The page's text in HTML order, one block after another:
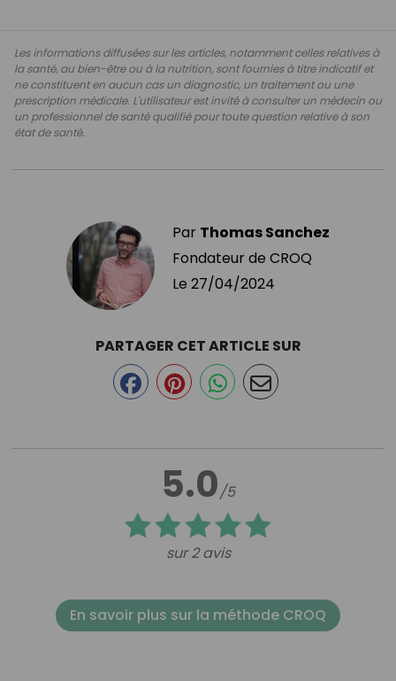
Les informations diffusées sur les articles, notamment celles relatives à
la santé, au bien-être ou à la nutrition, sont fournies à titre indicatif et
ne constituent en aucun cas un diagnostic, un traitement ou une
prescription médicale. L'utilisateur est invité à consulter un médecin ou
un professionnel de santé qualifié pour toute question relative à son
état de santé.
Par Thomas Sanchez
Fondateur de CROQ
Le 27/04/2024
5.0/5
sur 2 avis
PARTAGER CET ARTICLE SUR
En savoir plus sur la méthode CROQ